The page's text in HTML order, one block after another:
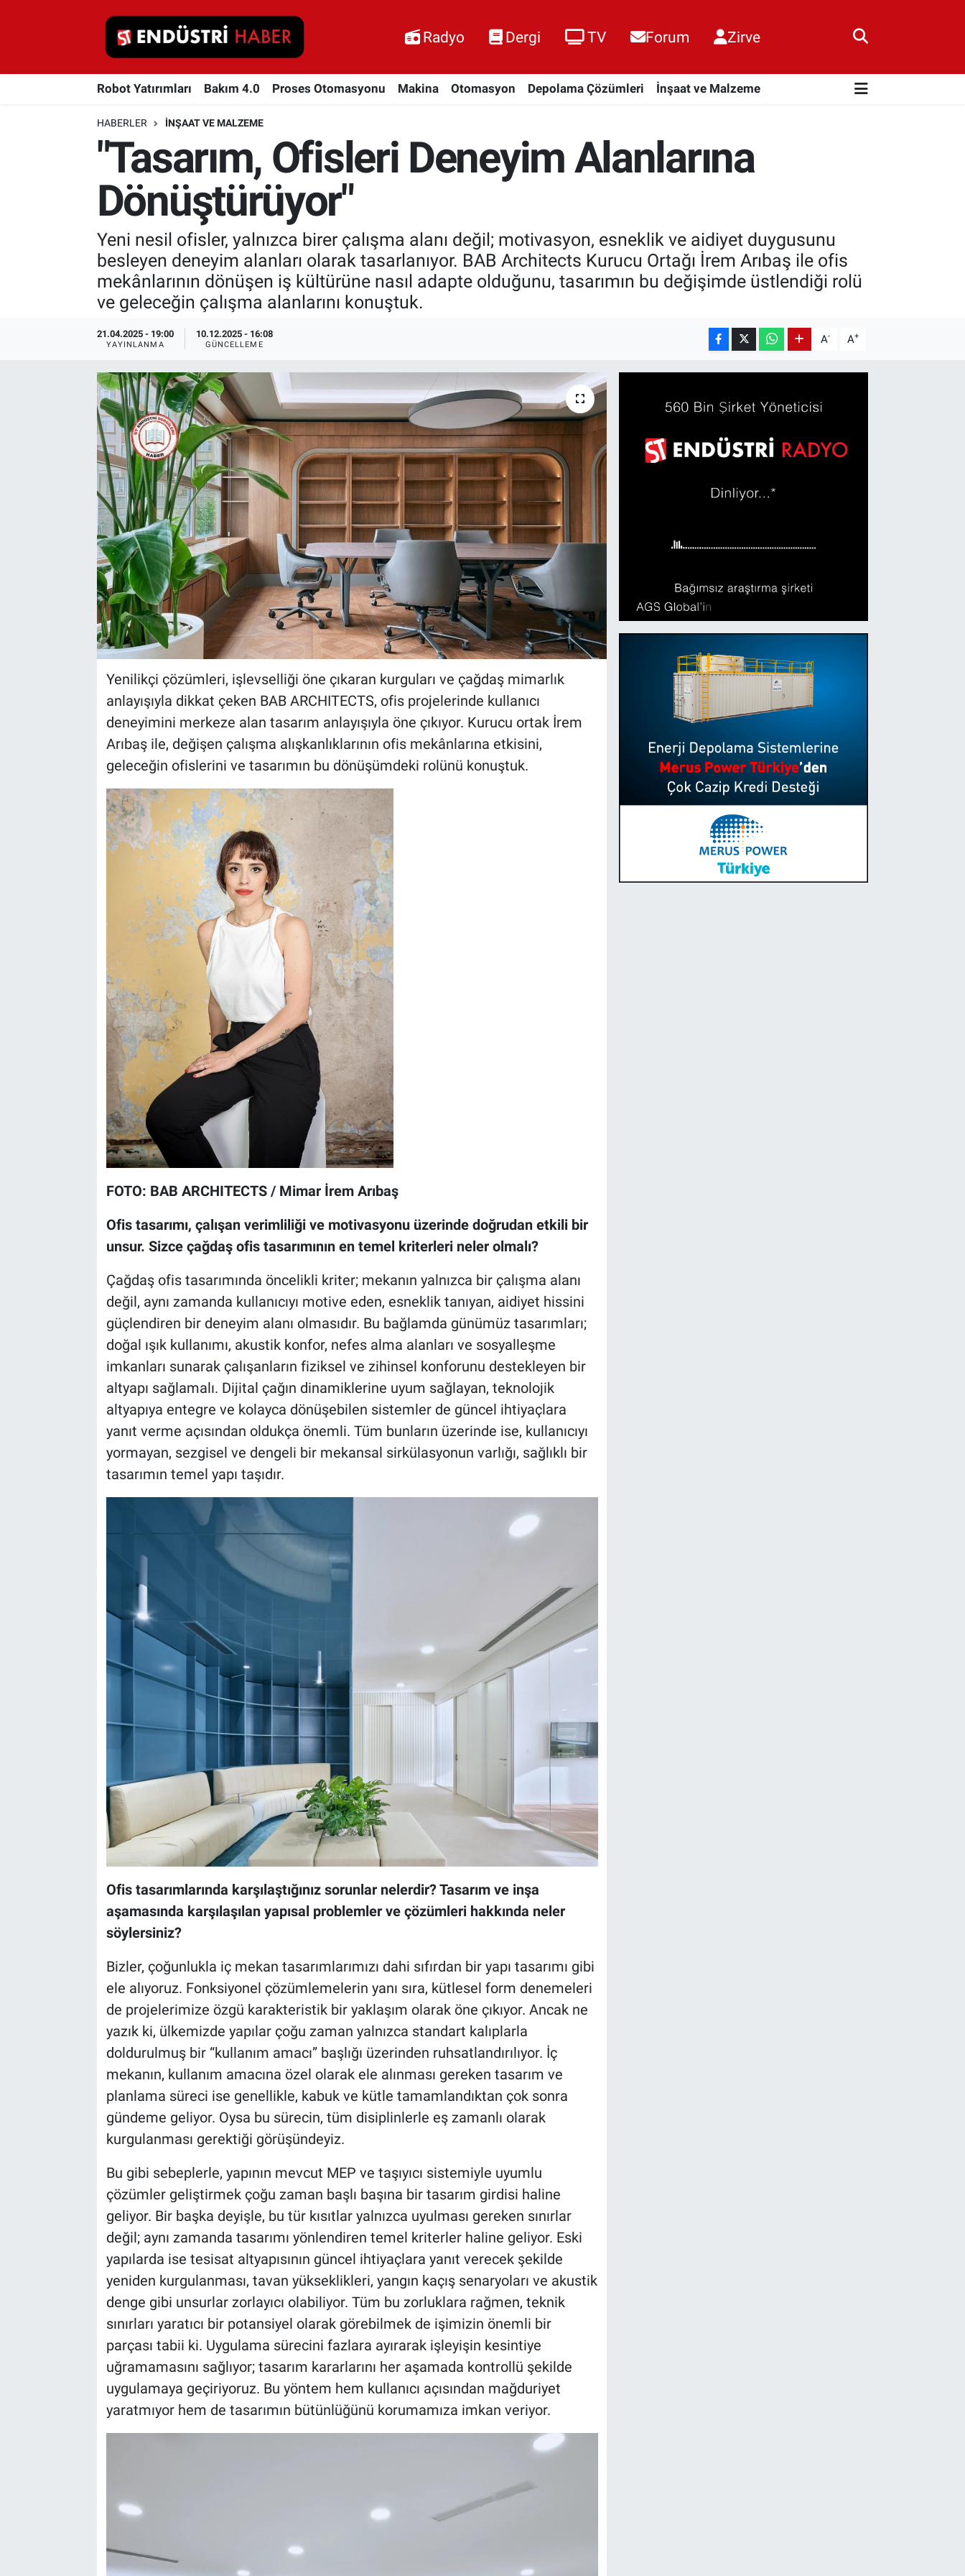
Radyo Dergi TV Forum Zirve
Robot Yatırımları Bakım 4.0 Proses Otomasyonu Makina Otomasyon Depolama Çözümleri İnşaat ve Malzeme
HABERLER İNŞAAT VE MALZEME
"Tasarım, Ofisleri Deneyim Alanlarına
Dönüştürüyor"
Yeni nesil ofisler, yalnızca birer çalışma alanı değil; motivasyon, esneklik ve aidiyet duygusunu
besleyen deneyim alanları olarak tasarlanıyor. BAB Architects Kurucu Ortağı İrem Arıbaş ile ofis
mekânlarının dönüşen iş kültürüne nasıl adapte olduğunu, tasarımın bu değişimde üstlendiği rolü
ve geleceğin çalışma alanlarını konuştuk.
21.04.2025 - 19:00
YAYINLANMA
10.12.2025 - 16:08
GÜNCELLEME A- A+
Yenilikçi çözümleri, işlevselliği öne çıkaran kurguları ve çağdaş mimarlık
anlayışıyla dikkat çeken BAB ARCHITECTS, ofis projelerinde kullanıcı
deneyimini merkeze alan tasarım anlayışıyla öne çıkıyor. Kurucu ortak İrem
Arıbaş ile, değişen çalışma alışkanlıklarının ofis mekânlarına etkisini,
geleceğin ofislerini ve tasarımın bu dönüşümdeki rolünü konuştuk.
FOTO: BAB ARCHITECTS / Mimar İrem Arıbaş
Ofis tasarımı, çalışan verimliliği ve motivasyonu üzerinde doğrudan etkili bir
unsur. Sizce çağdaş ofis tasarımının en temel kriterleri neler olmalı?
Çağdaş ofis tasarımında öncelikli kriter; mekanın yalnızca bir çalışma alanı
değil, aynı zamanda kullanıcıyı motive eden, esneklik tanıyan, aidiyet hissini
güçlendiren bir deneyim alanı olmasıdır. Bu bağlamda günümüz tasarımları;
doğal ışık kullanımı, akustik konfor, nefes alma alanları ve sosyalleşme
imkanları sunarak çalışanların fiziksel ve zihinsel konforunu destekleyen bir
altyapı sağlamalı. Dijital çağın dinamiklerine uyum sağlayan, teknolojik
altyapıya entegre ve kolayca dönüşebilen sistemler de güncel ihtiyaçlara
yanıt verme açısından oldukça önemli. Tüm bunların üzerinde ise, kullanıcıyı
yormayan, sezgisel ve dengeli bir mekansal sirkülasyonun varlığı, sağlıklı bir
tasarımın temel yapı taşıdır.
Ofis tasarımlarında karşılaştığınız sorunlar nelerdir? Tasarım ve inşa
aşamasında karşılaşılan yapısal problemler ve çözümleri hakkında neler
söylersiniz?
Bizler, çoğunlukla iç mekan tasarımlarımızı dahi sıfırdan bir yapı tasarımı gibi
ele alıyoruz. Fonksiyonel çözümlemelerin yanı sıra, kütlesel form denemeleri
de projelerimize özgü karakteristik bir yaklaşım olarak öne çıkıyor. Ancak ne
yazık ki, ülkemizde yapılar çoğu zaman yalnızca standart kalıplarla
doldurulmuş bir “kullanım amacı” başlığı üzerinden ruhsatlandırılıyor. İç
mekanın, kullanım amacına özel olarak ele alınması gereken tasarım ve
planlama süreci ise genellikle, kabuk ve kütle tamamlandıktan çok sonra
gündeme geliyor. Oysa bu sürecin, tüm disiplinlerle eş zamanlı olarak
kurgulanması gerektiği görüşündeyiz.
Bu gibi sebeplerle, yapının mevcut MEP ve taşıyıcı sistemiyle uyumlu
çözümler geliştirmek çoğu zaman başlı başına bir tasarım girdisi haline
geliyor. Bir başka deyişle, bu tür kısıtlar yalnızca uyulması gereken sınırlar
değil; aynı zamanda tasarımı yönlendiren temel kriterler haline geliyor. Eski
yapılarda ise tesisat altyapısının güncel ihtiyaçlara yanıt verecek şekilde
yeniden kurgulanması, tavan yükseklikleri, yangın kaçış senaryoları ve akustik
denge gibi unsurlar zorlayıcı olabiliyor. Tüm bu zorluklara rağmen, teknik
sınırları yaratıcı bir potansiyel olarak görebilmek de işimizin önemli bir
parçası tabii ki. Uygulama sürecini fazlara ayırarak işleyişin kesintiye
uğramamasını sağlıyor; tasarım kararlarını her aşamada kontrollü şekilde
uygulamaya geçiriyoruz. Bu yöntem hem kullanıcı açısından mağduriyet
yaratmıyor hem de tasarımın bütünlüğünü korumamıza imkan veriyor.
Robot Yatırımları
Proses Otomasyonu
Depolama Çözümleri
İnşaat ve Malzeme
HaberOrtak
Enerjisini Üreten Fabrikalar
Endüstri 4.0 Uygulamaları
Ağır Sanayi Çözümleri